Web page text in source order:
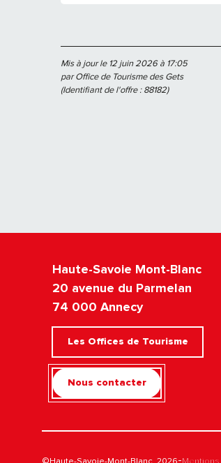
Mis à jour le 12 juin 2026 à 17:05
par Office de Tourisme des Gets
(Identifiant de l'offre :88182)
Haute-Savoie Mont-Blanc
20 avenue du Parmelan
74 000 Annecy
Les Offices de Tourisme
Nous contacter
©Haute-Savoie-Mont-Blanc, 2026-